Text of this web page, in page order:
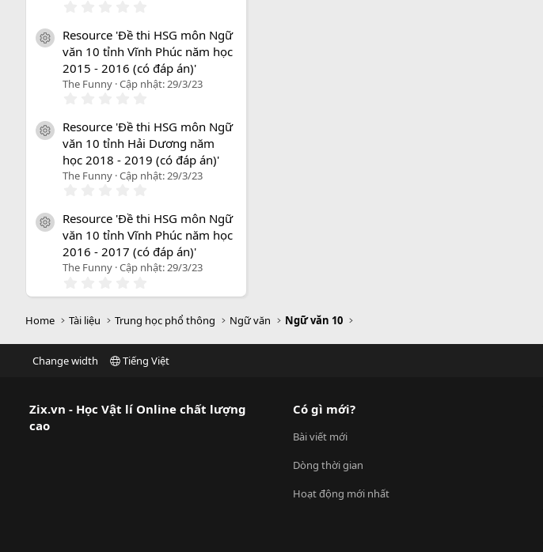
0
0
s
a
o
icon tài liệu
Resource 'Đề thi HSG môn Ngữ
văn 10 tỉnh Vĩnh Phúc năm học
2015 - 2016 (có đáp án)'
The Funny Cập nhật: 29/3/23
0
0
s
a
o
icon tài liệu
Resource 'Đề thi HSG môn Ngữ
văn 10 tỉnh Hải Dương năm
học 2018 - 2019 (có đáp án)'
The Funny Cập nhật:29/3/23
0
0
s
a
o
icon tài liệu
Resource 'Đề thi HSG môn Ngữ
văn 10 tỉnh Vĩnh Phúc năm học
2016 - 2017 (có đáp án)'
The Funny Cập nhật:29/3/23
.
0
s
a
Home Tài liệu Trung học phổ thông Ngữ văn Ngữ văn 10
Change width Tiếng Việt
Zix.vn - Học Vật lí Online chất lượng
cao
Có gì mới?
Bài viết mới
Dòng thời gian
Hoạt động mới nhất